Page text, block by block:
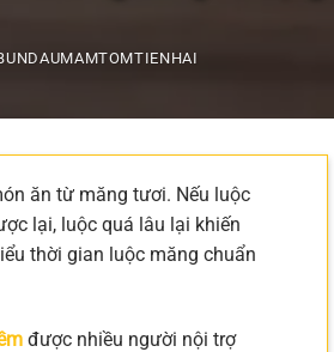
ăn từ măng tươi. Nếu luộc
lại, luộc quá lâu lại khiến
thời gian luộc măng chuẩn
được nhiều người nội trợ